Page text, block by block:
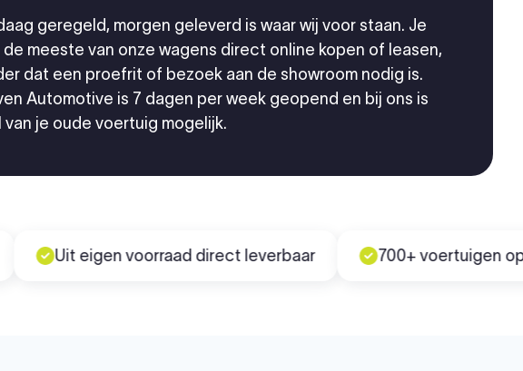
geregeld, morgen geleverd is waar wij voor staan. Je
de meeste van onze wagens direct online kopen of leasen,
dat een proefrit of bezoek aan de showroom nodig is.
Automotive is 7 dagen per week geopend en bij ons is
van je oude voertuig mogelijk.
Uit eigen voorraad direct leverbaar 700+ voertuigen op